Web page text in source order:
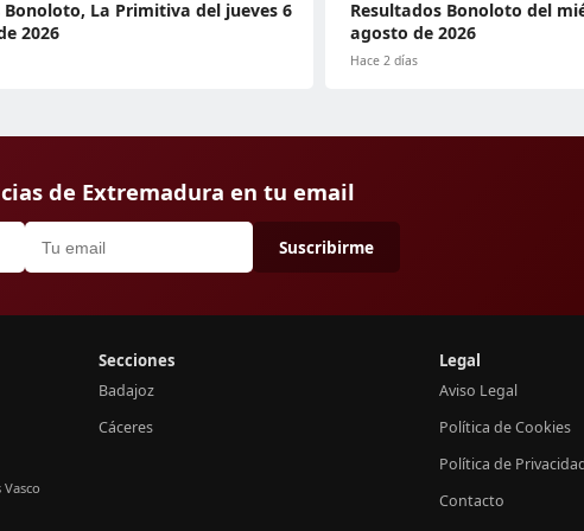
Bonoloto, La Primitiva del jueves 6
2026
Resultados Bonoloto del
agosto de 2026
Hace 2 días
de Extremadura en tu email
Suscribirme
Vasco
Secciones
Badajoz
Cáceres
Legal
Aviso Legal
Política de Cookies
Política de
Contacto